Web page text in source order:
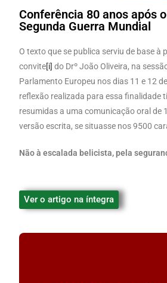
Conferência 80 anos após
Segunda Guerra Mundial
O texto que se publica serviu de base à
convite[i] do Drº João Oliveira, na
Parlamento Europeu nos dias 11 e 12
reflexão realizada para essa finalidade
resumidas a uma comunicação oral de
versão escrita, se situasse nos 9500
Não à escalada belicista, pela
Ver o artigo na íntegra